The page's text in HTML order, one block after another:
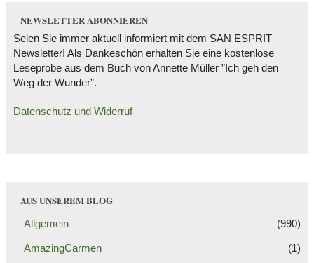
NEWSLETTER ABONNIEREN
Seien Sie immer aktuell informiert mit dem SAN ESPRIT
Newsletter! Als Dankeschön erhalten Sie eine kostenlose
Leseprobe aus dem Buch von Annette Müller ”Ich geh den
Weg der Wunder”.
Datenschutz und Widerruf
AUS UNSEREM BLOG
Allgemein (990)
AmazingCarmen (1)